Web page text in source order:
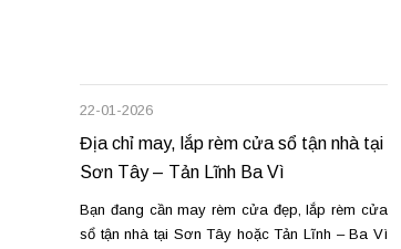
22-01-2026
Địa chỉ may, lắp rèm cửa sổ tận nhà tại
Sơn Tây – Tản Lĩnh Ba Vì
Bạn đang cần may rèm cửa đẹp, lắp rèm cửa
sổ tận nhà tại Sơn Tây hoặc Tản Lĩnh – Ba Vì